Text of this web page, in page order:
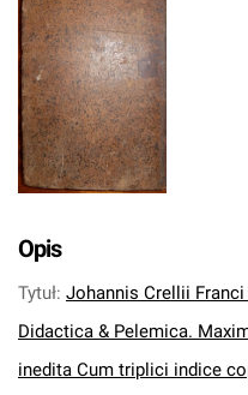
Opis
Tytuł: Johannis Crellii
Didactica & Pelemica.
inedita Cum triplici indice